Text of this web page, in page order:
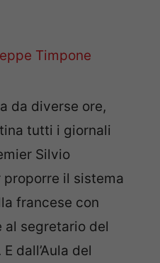
Timpone
da diverse ore,
tutti i giornali
Silvio
il sistema
francese con
al segretario del
dall’Aula del